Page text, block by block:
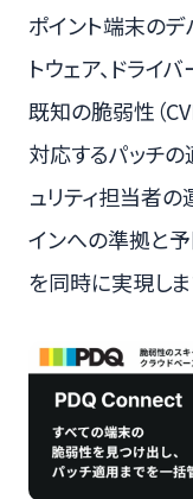
ポイント端末のデ
トウェア、ドライ
既知の脆弱性（
対応するパッチ
ュリティ担当者
インへの準拠と
を同時に実現しま